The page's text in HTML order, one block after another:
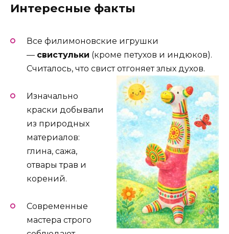
Интересные факты
Все филимоновские игрушки
— свистульки (кроме петухов и индюков).
Считалось, что свист отгоняет злых духов.
Изначально
краски добывали
из природных
материалов:
глина, сажа,
отвары трав и
корений.
Современные
мастера строго